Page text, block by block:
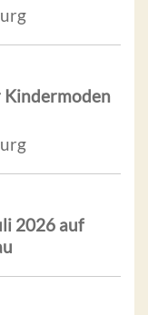
Kindermoden
2026 auf